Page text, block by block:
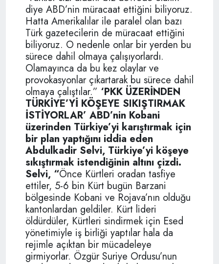
diye ABD’nin müracaat ettiğini biliyoruz.
Hatta Amerikalılar ile paralel olan bazı
Türk gazetecilerin de müracaat ettiğini
biliyoruz. O nedenle onlar bir yerden bu
sürece dahil olmaya çalışıyorlardı.
Olamayınca da bu kez olaylar ve
provokasyonlar çıkartarak bu sürece dahil
olmaya çalıştılar.” ‘PKK ÜZERİNDEN
TÜRKİYE’Yİ KÖŞEYE SIKIŞTIRMAK
İSTİYORLAR’ ABD’nin Kobani
üzerinden Türkiye’yi karıştırmak için
bir plan yaptığını iddia eden
Abdulkadir Selvi, Türkiye’yi köşeye
sıkıştırmak istendiğinin altını çizdi.
Selvi, “Önce Kürtleri oradan tasfiye
ettiler, 5-6 bin Kürt bugün Barzani
bölgesinde Kobani ve Rojava’nın olduğu
kantonlardan geldiler. Kürt lideri
öldürdüler, Kürtleri sindirmek için Esed
yönetimiyle iş birliği yaptılar hala da
rejimle açıktan bir mücadeleye
girmiyorlar. Özgür Suriye Ordusu’nun